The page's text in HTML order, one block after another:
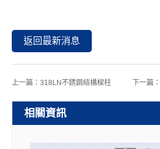
返回最新消息
上一篇： 318LN不銹鋼結構樑柱 下一篇：
相關資訊